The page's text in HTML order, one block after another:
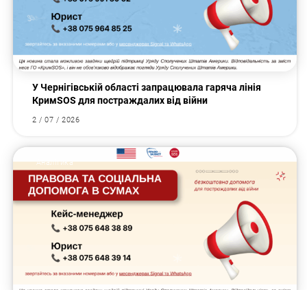
У Чернігівській області запрацювала гаряча лінія
КримSOS для постраждалих від війни
2 / 07 / 2026
Аналітика